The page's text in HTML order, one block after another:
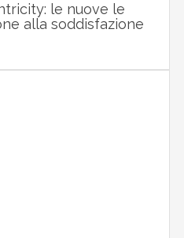
le nuove le
alla soddisfazione